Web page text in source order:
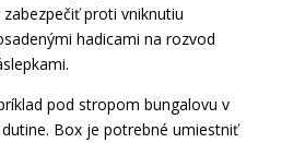
proti vniknutiu
hadicami na rozvod
pod stropom bungalovu v
Box je potrebné umiestniť